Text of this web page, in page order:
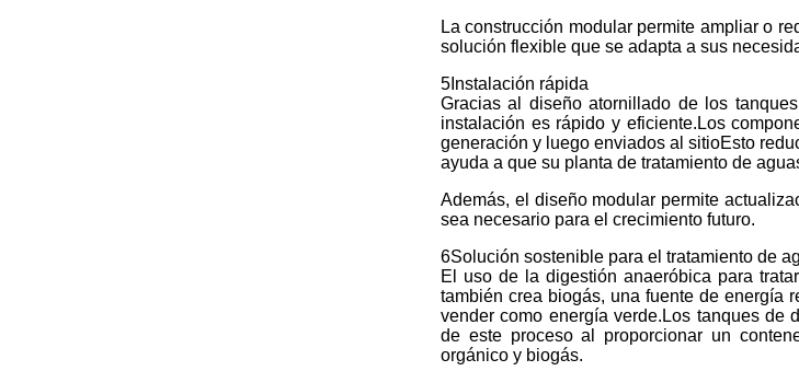
La construcción modular permite ampliar o
solución flexible que se adapta a sus
5Instalación rápida
Gracias al diseño atornillado de los
instalación es rápido y eficiente.Los
generación y luego enviados al sitioEsto
ayuda a que su planta de tratamiento de
Además, el diseño modular permite
sea necesario para el crecimiento futuro.
6Solución sostenible para el tratamiento de
El uso de la digestión anaeróbica para
también crea biogás, una fuente de energía
vender como energía verde.Los tanques de
de este proceso al proporcionar un
orgánico y biogás.